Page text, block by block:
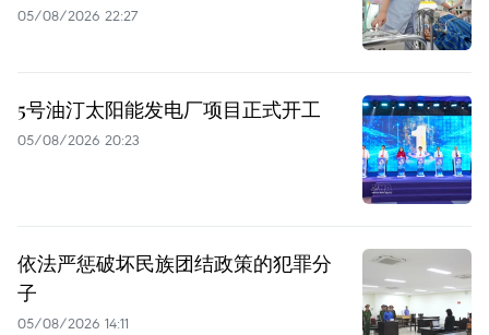
05/08/2026 22:27
5号油汀太阳能发电厂项目正式开工
05/08/2026 20:23
依法严惩破坏民族团结政策的犯罪分
子
05/08/2026 14:11